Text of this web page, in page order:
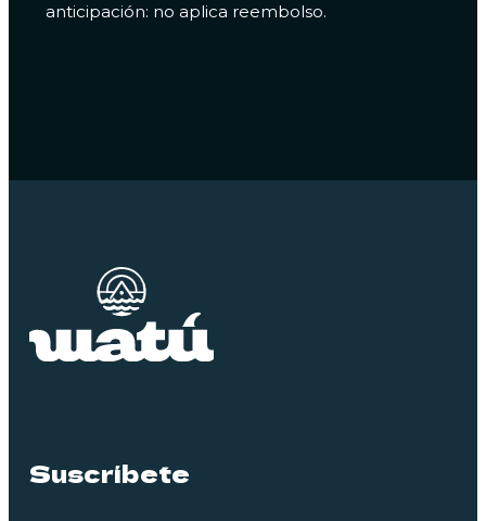
anticipación: no aplica reembolso.
Suscríbete